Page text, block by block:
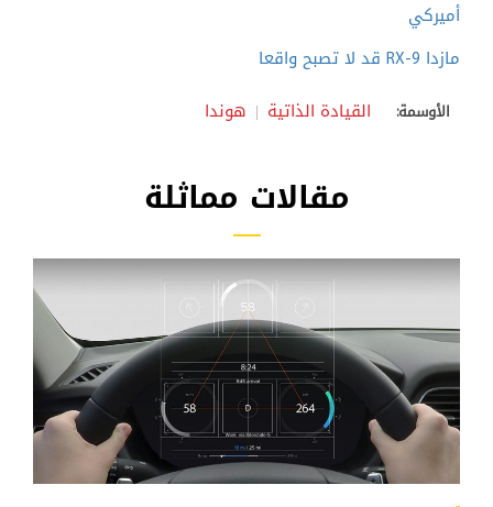
أميركي
مازدا RX-9 قد لا تصبح واقعا
الأوسمة: القيادة الذاتية هوندا
مقالات مماثلة